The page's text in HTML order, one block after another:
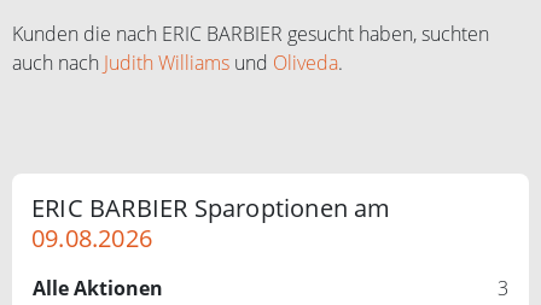
Kunden die nach ERIC BARBIER gesucht haben, suchten
auch nach Judith Williams und Oliveda.
ERIC BARBIER Sparoptionen am
09.08.2026
Alle Aktionen
3